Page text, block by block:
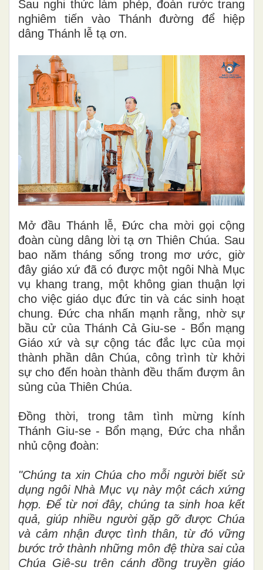
Sau nghi thức làm phép, đoàn rước trang
nghiêm tiến vào Thánh đường để hiệp
dâng Thánh lễ tạ ơn.
Mở đầu Thánh lễ, Đức cha mời gọi cộng
đoàn cùng dâng lời tạ ơn Thiên Chúa. Sau
bao năm tháng sống trong mơ ước, giờ
đây giáo xứ đã có được một ngôi Nhà Mục
vụ khang trang, một không gian thuận lợi
cho việc giáo dục đức tin và các sinh hoạt
chung. Đức cha nhấn mạnh rằng, nhờ sự
bầu cử của Thánh Cả Giu-se - Bổn mạng
Giáo xứ và sự cộng tác đắc lực của mọi
thành phần dân Chúa, công trình từ khởi
sự cho đến hoàn thành đều thấm đượm ân
sủng của Thiên Chúa.
Đồng thời, trong tâm tình mừng kính
Thánh Giu-se - Bổn mạng, Đức cha nhắn
nhủ cộng đoàn:
"Chúng ta xin Chúa cho mỗi người biết sử
dụng ngôi Nhà Mục vụ này một cách xứng
hợp. Để từ nơi đây, chúng ta sinh hoa kết
quả, giúp nhiều người gặp gỡ được Chúa
và cảm nhận được tình thân, từ đó vững
bước trở thành những môn đệ thừa sai của
Chúa Giê-su trên cánh đồng truyền giáo